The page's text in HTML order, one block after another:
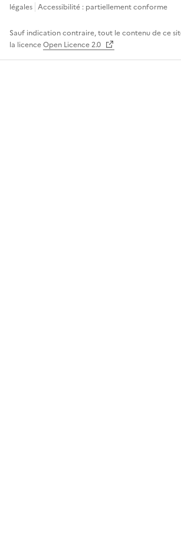
légales Accessibilité : partiellement conforme
Sauf indication contraire, tout le contenu de ce
la licenceOpen Licence 2.0